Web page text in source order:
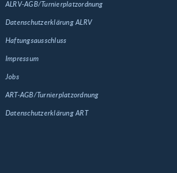
ALRV-AGB/Turnierplatzordnung
Datenschutzerklärung ALRV
Haftungsausschluss
Impressum
Jobs
ART-AGB/Turnierplatzordnung
Datenschutzerklärung ART